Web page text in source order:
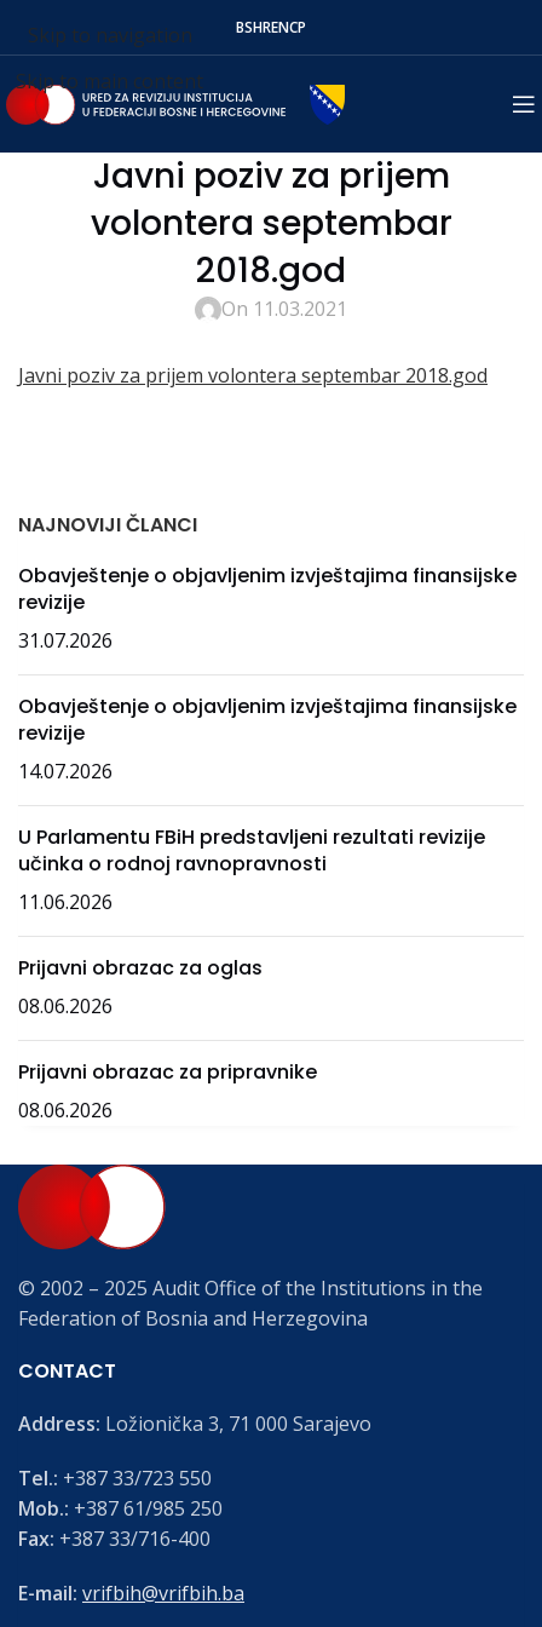
Skip to navigation
Skip to main content
BSHRENСР
Javni poziv za prijem
volontera septembar
2018.god
On 11.03.2021
Javni poziv za prijem volontera septembar 2018.god
NAJNOVIJI ČLANCI
Obavještenje o objavljenim izvještajima finansijske
revizije
31.07.2026
Obavještenje o objavljenim izvještajima finansijske
revizije
14.07.2026
U Parlamentu FBiH predstavljeni rezultati revizije
učinka o rodnoj ravnopravnosti
11.06.2026
Prijavni obrazac za oglas
08.06.2026
Prijavni obrazac za pripravnike
08.06.2026
© 2002 – 2025 Audit Office of the Institutions in the
Federation of Bosnia and Herzegovina
CONTACT
Address: Ložionička 3, 71 000 Sarajevo
Tel.: +387 33/723 550
Mob.: +387 61/985 250
Fax: +387 33/716-400
E-mail: vrifbih@vrifbih.ba